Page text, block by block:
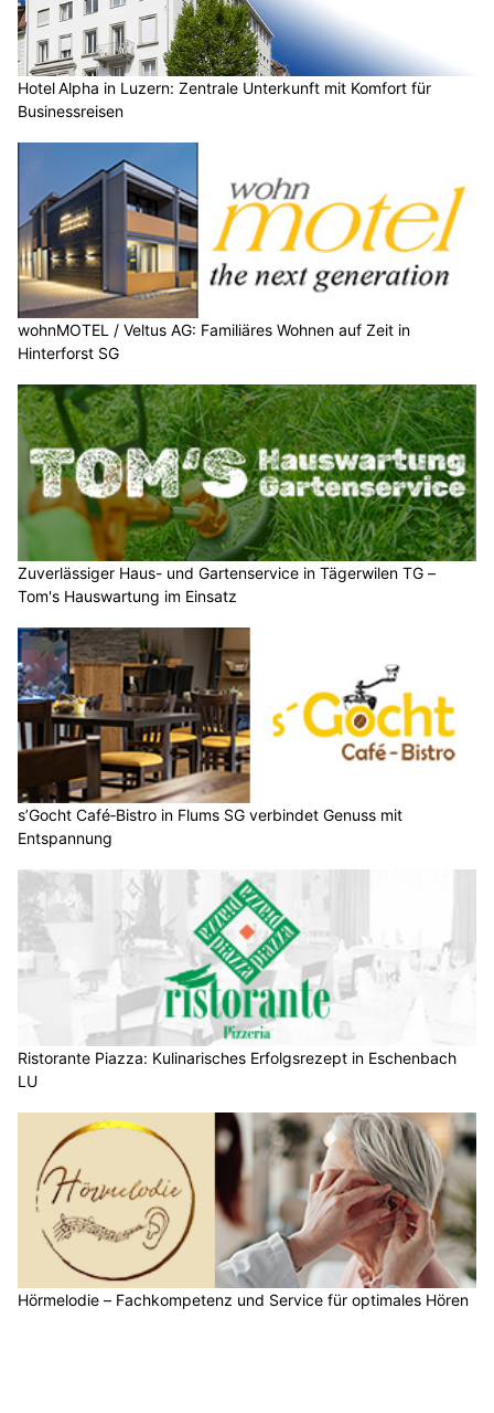
Hotel Alpha in Luzern: Zentrale Unterkunft mit Komfort für
Businessreisen
wohnMOTEL / Veltus AG: Familiäres Wohnen auf Zeit in
Hinterforst SG
Zuverlässiger Haus- und Gartenservice in Tägerwilen TG –
Tom's Hauswartung im Einsatz
s’Gocht Café‑Bistro in Flums SG verbindet Genuss mit
Entspannung
Ristorante Piazza: Kulinarisches Erfolgsrezept in Eschenbach
LU
Hörmelodie – Fachkompetenz und Service für optimales Hören